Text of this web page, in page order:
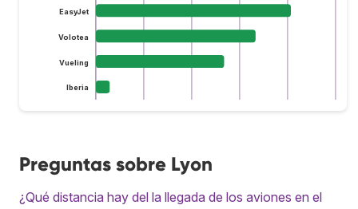
EasyJet
Volotea
Vueling
Iberia
Preguntas sobre Lyon
¿Qué distancia hay del la llegada de los aviones en el